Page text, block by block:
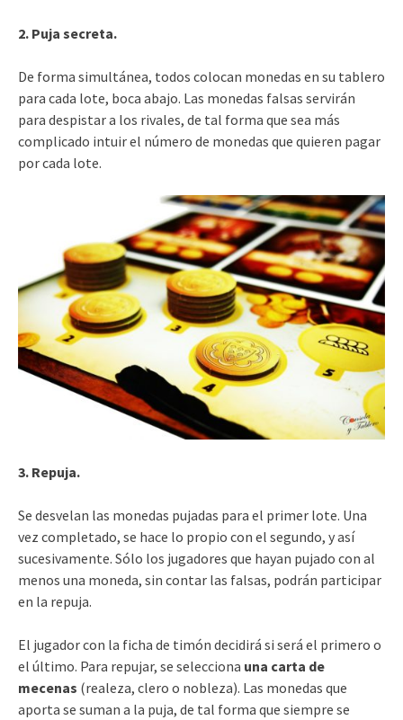
2. Puja secreta.
De forma simultánea, todos colocan monedas en su tablero
para cada lote, boca abajo. Las monedas falsas servirán
para despistar a los rivales, de tal forma que sea más
complicado intuir el número de monedas que quieren pagar
por cada lote.
3. Repuja.
Se desvelan las monedas pujadas para el primer lote. Una
vez completado, se hace lo propio con el segundo, y así
sucesivamente. Sólo los jugadores que hayan pujado con al
menos una moneda, sin contar las falsas, podrán participar
en la repuja.
El jugador con la ficha de timón decidirá si será el primero o
el último. Para repujar, se selecciona una carta de
mecenas (realeza, clero o nobleza). Las monedas que
aporta se suman a la puja, de tal forma que siempre se